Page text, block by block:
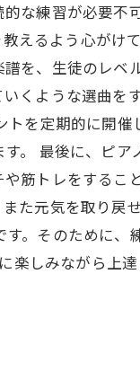
な練習が必要不
えるよう心がけて
を、生徒のレベ
くような選曲を
を定期的に開催
。 最後に、ピア
筋トレをするこ
た元気を取り戻
。そのために、
楽しみながら上